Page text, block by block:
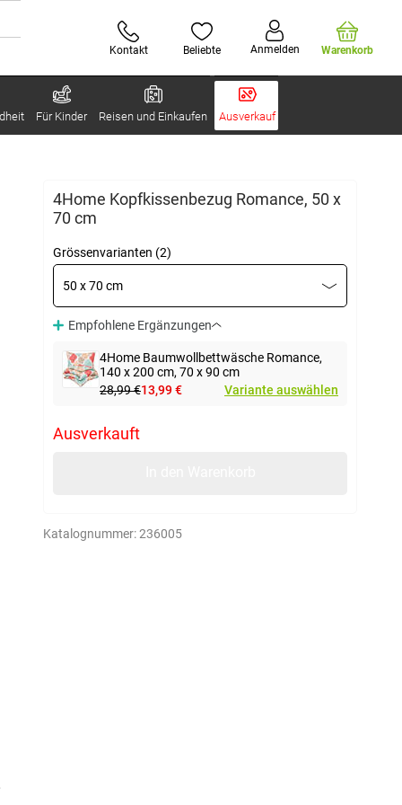
Kontakt Beliebte Anmelden Warenkorb
Für Kinder Reisen und Einkaufen Ausverkauf
4Home Kopfkissenbezug Romance, 50 x
70 cm
Grössenvarianten (2)
50 x 70 cm
Empfohlene Ergänzungen
4Home Baumwollbettwäsche Romance,
140 x 200 cm, 70 x 90 cm
28,99 €13,99 € Variante auswählen
Ausverkauft
Katalognummer:236005